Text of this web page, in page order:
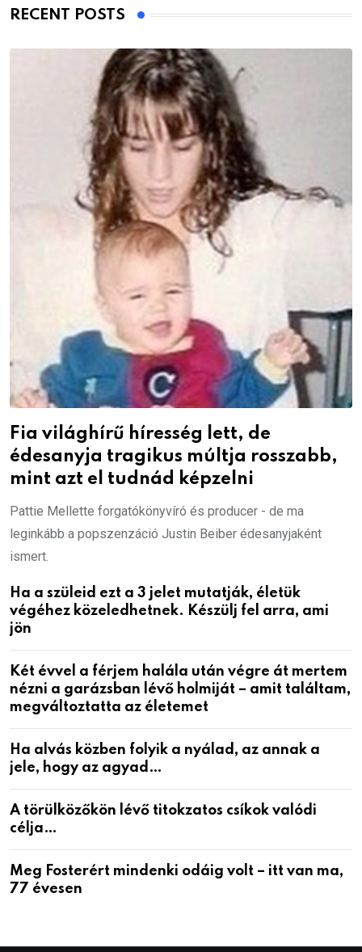
RECENT POSTS
Fia világhírű híresség lett, de
édesanyja tragikus múltja rosszabb,
mint azt el tudnád képzelni
Pattie Mellette forgatókönyvíró és producer - de ma
leginkább a popszenzáció Justin Beiber édesanyjaként
ismert.
Ha a szüleid ezt a 3 jelet mutatják, életük
végéhez közeledhetnek. Készülj fel arra, ami
jön
Két évvel a férjem halála után végre át mertem
nézni a garázsban lévő holmiját – amit találtam,
megváltoztatta az életemet
Ha alvás közben folyik a nyálad, az annak a
jele, hogy az agyad…
A törülközőkön lévő titokzatos csíkok valódi
célja…
Meg Fosterért mindenki odáig volt – itt van ma,
77 évesen